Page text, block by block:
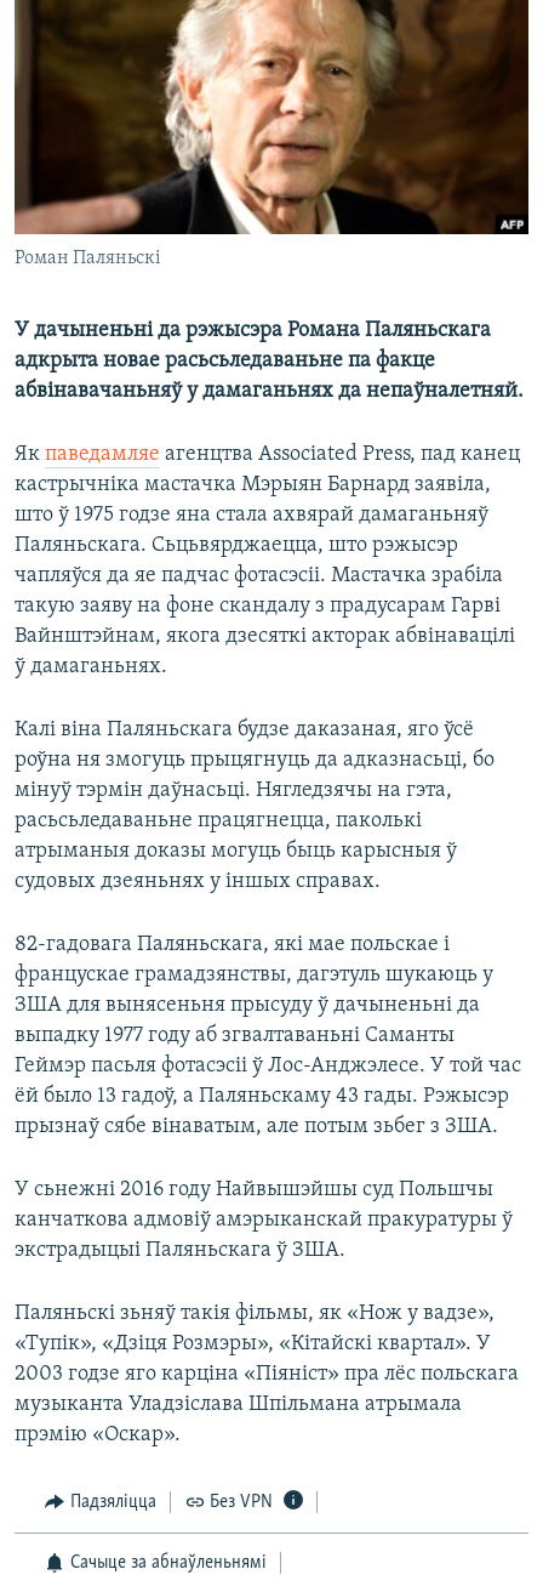
НА ХВАЛЯХ СВАБОДЫ
Роман Паляньскі
У дачыненьні да рэжысэра Романа Паляньскага
адкрыта новае расьсьледаваньне па факце
абвінавачаньняў у дамаганьнях да непаўналетняй.
Як паведамляе агенцтва Associated Press, пад канец
кастрычніка мастачка Мэрыян Барнард заявіла,
што ў 1975 годзе яна стала ахвярай дамаганьняў
Паляньскага. Сьцьвярджаецца, што рэжысэр
чапляўся да яе падчас фотасэсіі. Мастачка зрабіла
такую заяву на фоне скандалу з прадусарам Гарві
Вайнштэйнам, якога дзесяткі акторак абвінавацілі
ў дамаганьнях.
Калі віна Паляньскага будзе даказаная, яго ўсё
роўна ня змогуць прыцягнуць да адказнасьці, бо
мінуў тэрмін даўнасьці. Нягледзячы на гэта,
расьсьледаваньне працягнецца, паколькі
атрыманыя доказы могуць быць карысныя ў
судовых дзеяньнях у іншых справах.
82-гадовага Паляньскага, які мае польскае і
францускае грамадзянствы, дагэтуль шукаюць у
ЗША для вынясеньня прысуду ў дачыненьні да
выпадку 1977 году аб згвалтаваньні Саманты
Геймэр пасьля фотасэсіі ў Лос-Анджэлесе. У той час
ёй было 13 гадоў, а Паляньскаму 43 гады. Рэжысэр
прызнаў сябе вінаватым, але потым зьбег з ЗША.
У сьнежні 2016 году Найвышэйшы суд Польшчы
канчаткова адмовіў амэрыканскай пракуратуры ў
экстрадыцыі Паляньскага ў ЗША.
Паляньскі зьняў такія фільмы, як «Нож у вадзе»,
«Тупік», «Дзіця Розмэры», «Кітайскі квартал». У
2003 годзе яго карціна «Піяніст» пра лёс польскага
музыканта Уладзіслава Шпільмана атрымала
прэмію «Оскар».
Падзяліцца Без VPN
Сачыце за абнаўленьнямі